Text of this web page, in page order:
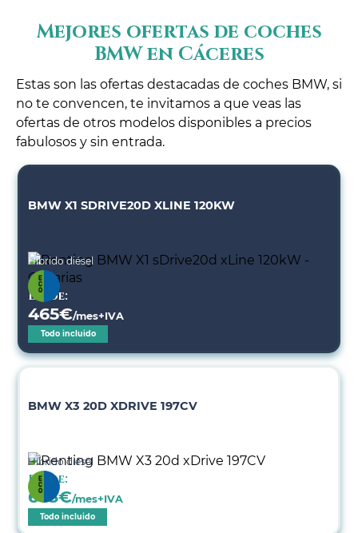
Mejores ofertas de coches
BMW en Cáceres
Estas son las ofertas destacadas de coches BMW, si
no te convencen, te invitamos a que veas las
ofertas de otros modelos disponibles a precios
fabulosos y sin entrada.
BMW X1 SDRIVE20D XLINE 120KW
Híbrido diésel
Desde:
465€/mes+IVA
Todo incluido
BMW X3 20D XDRIVE 197CV
Híbrido diésel
Desde:
663€/mes+IVA
Todo incluido